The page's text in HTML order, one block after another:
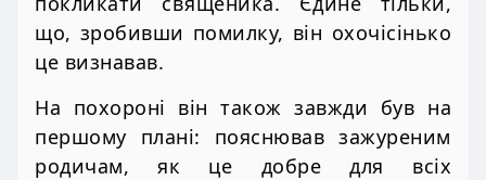
що, зробивши помилку, він охочісінько
це визнавав.
На похороні він також завжди був на
першому плані: пояснював зажуреним
родичам, як це добре для всіх